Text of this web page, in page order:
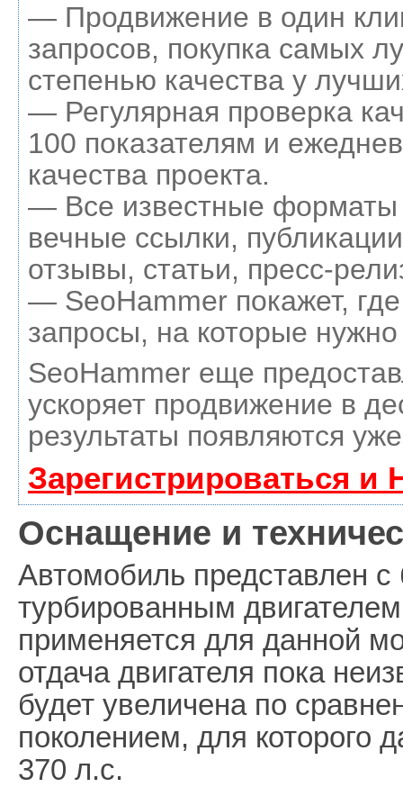
— Продвижение в один
запросов, покупка самых
степенью качества у
— Регулярная проверка
100 показателям и
качества проекта.
— Все известные форматы
вечные ссылки,
отзывы, статьи, пресс-
— SeoHammer покажет,
запросы, на которые
SeoHammer еще
ускоряет продвижение в
результаты появляются
Зарегистрироваться и
Оснащение и
Автомобиль представлен с
турбированным
применяется для данной
отдача двигателя пока
будет увеличена по
поколением, для которого
370 л.с.